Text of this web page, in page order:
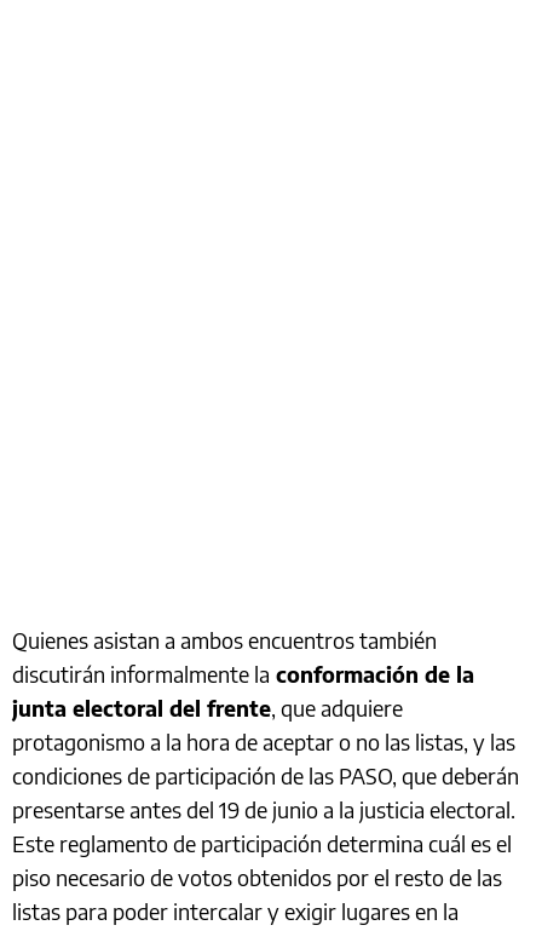
Quienes asistan a ambos encuentros también
discutirán informalmente la conformación de la
junta electoral del frente, que adquiere
protagonismo a la hora de aceptar o no las listas, y las
condiciones de participación de las PASO, que deberán
presentarse antes del 19 de junio a la justicia electoral.
Este reglamento de participación determina cuál es el
piso necesario de votos obtenidos por el resto de las
listas para poder intercalar y exigir lugares en la